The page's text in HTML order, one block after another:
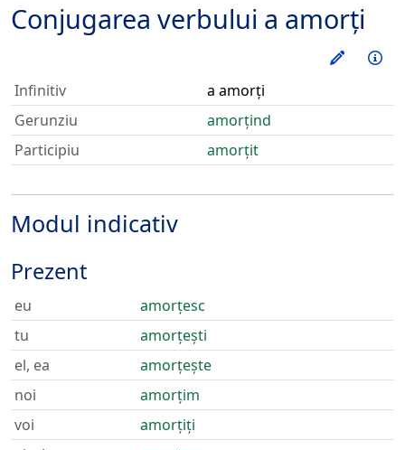
Conjugarea verbului a amorți
Infinitiv
a amorți
Gerunziu
amorțind
Participiu
amorțit
Modul indicativ
Prezent
eu
amorțesc
tu
amorțești
el, ea
amorțește
noi
amorțim
voi
amorțiți